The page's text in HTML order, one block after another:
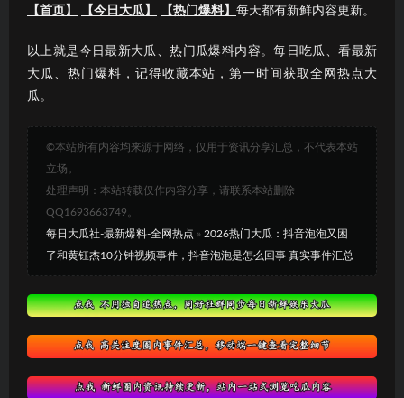
【首页】 【今日大瓜】 【热门爆料】 每天都有新鲜内容更新。
以上就是今日最新大瓜、热门瓜爆料内容。每日吃瓜、看最新
大瓜、热门爆料，记得收藏本站，第一时间获取全网热点大
瓜。
©本站所有内容均来源于网络，仅用于资讯分享汇总，不代表本站
立场。
处理声明：本站转载仅作内容分享，请联系本站删除
QQ1693663749。
每日大瓜社-最新爆料-全网热点 » 2026热门大瓜：抖音泡泡又困
了和黄钰杰10分钟视频事件，抖音泡泡是怎么回事 真实事件汇总